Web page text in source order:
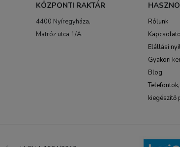
KÖZPONTI RAKTÁR
4400 Nyíregyháza,
Matróz utca 1/A.
Rólunk
Elállási
Gyakori
Blog
kiegészítő